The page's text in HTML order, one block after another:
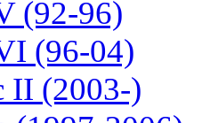
(92-96)
(96-04)
II (2003-)